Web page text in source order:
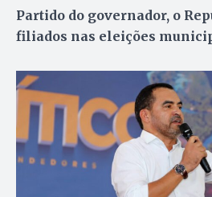
Partido do governador, o
filiados nas eleições